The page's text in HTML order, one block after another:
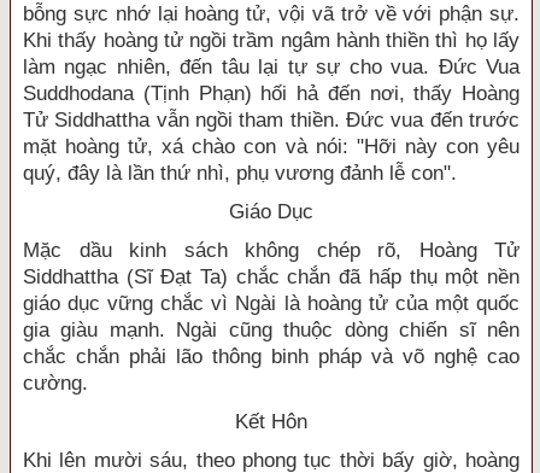
bỗng sực nhớ lại hoàng tử, vội vã trở về với phận sự.
Khi thấy hoàng tử ngồi trầm ngâm hành thiền thì họ lấy
làm ngạc nhiên, đến tâu lại tự sự cho vua. Đức Vua
Suddhodana (Tịnh Phạn) hối hả đến nơi, thấy Hoàng
Tử Siddhattha vẫn ngồi tham thiền. Đức vua đến trước
mặt hoàng tử, xá chào con và nói: "Hỡi này con yêu
quý, đây là lần thứ nhì, phụ vương đảnh lễ con".
Giáo Dục
Mặc dầu kinh sách không chép rõ, Hoàng Tử
Siddhattha (Sĩ Đạt Ta) chắc chắn đã hấp thụ một nền
giáo dục vững chắc vì Ngài là hoàng tử của một quốc
gia giàu mạnh. Ngài cũng thuộc dòng chiến sĩ nên
chắc chắn phải lão thông binh pháp và võ nghệ cao
cường.
Kết Hôn
Khi lên mười sáu, theo phong tục thời bấy giờ, hoàng